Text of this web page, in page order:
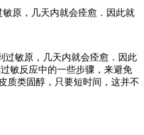
原，几天内就会痊愈．因此就
敏原，几天内就会痊愈．因此
敏反应中的一些步骤，来避免
质类固醇，只要短时间，这并不